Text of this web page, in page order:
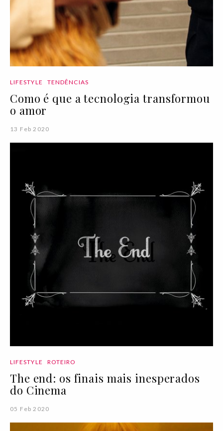
LIFESTYLE TENDÊNCIAS
Como é que a tecnologia transformou
o amor
13 Feb 2020
LIFESTYLE ROTEIRO
The end: os finais mais inesperados
do Cinema
05 Feb 2020